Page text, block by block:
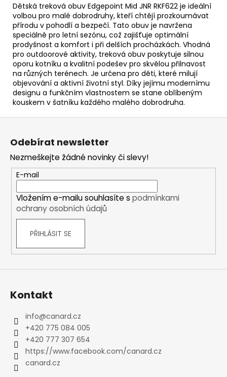
Dětská treková obuv Edgepoint Mid JNR RKF622 je ideální
volbou pro malé dobrodruhy, kteří chtějí prozkoumávat
přírodu v pohodlí a bezpečí. Tato obuv je navržena
speciálně pro letní sezónu, což zajišťuje optimální
prodyšnost a komfort i při delších procházkách. Vhodná
pro outdoorové aktivity, treková obuv poskytuje silnou
oporu kotníku a kvalitní podešev pro skvělou přilnavost
na různých terénech. Je určena pro děti, které milují
objevování a aktivní životní styl. Díky jejímu modernímu
designu a funkčním vlastnostem se stane oblíbeným
kouskem v šatníku každého malého dobrodruha.
Z
Odebírat newsletter
Nezmeškejte žádné novinky či slevy!
E-mail
Vložením e-mailu souhlasíte s podmínkami
ochrany osobních údajů
PŘIHLÁSIT SE
Kontakt
info@canard.cz
+420 775 084 005
+420 777 307 654
https://www.facebook.com/canard.cz
canard.cz